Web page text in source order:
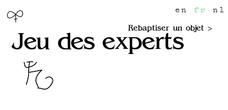
en fr nl
Jeu des experts
Rebaptiser un objet